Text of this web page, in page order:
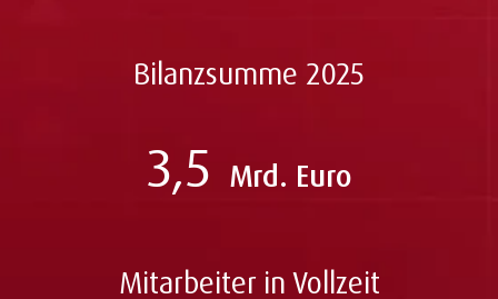
Bilanzsumme 2025
3,5 Mrd. Euro
Mitarbeiter in Vollzeit